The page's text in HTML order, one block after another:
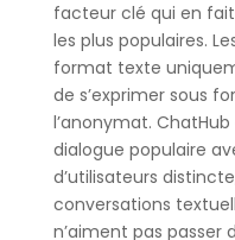
facteur clé qui en fait
les plus populaires.
format texte
de s’exprimer sous
l’anonymat.
dialogue populaire
d’utilisateurs
conversations
n’aiment pas passer